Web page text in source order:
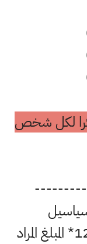
لكل شخص
اكتب *222* او اتصل على *123* المبلغ المراد